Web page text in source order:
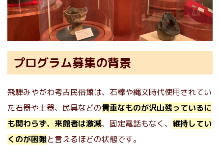
プログラム募集の背景
飛騨みやがわ考古民俗館は、石棒や縄文時代使用されてい
た石器や土器、民具などの貴重なものが沢山残っているに
も関わらず、来館者は激減、固定電話もなく、 維持してい
くのが困難と言えるほどの状態です。